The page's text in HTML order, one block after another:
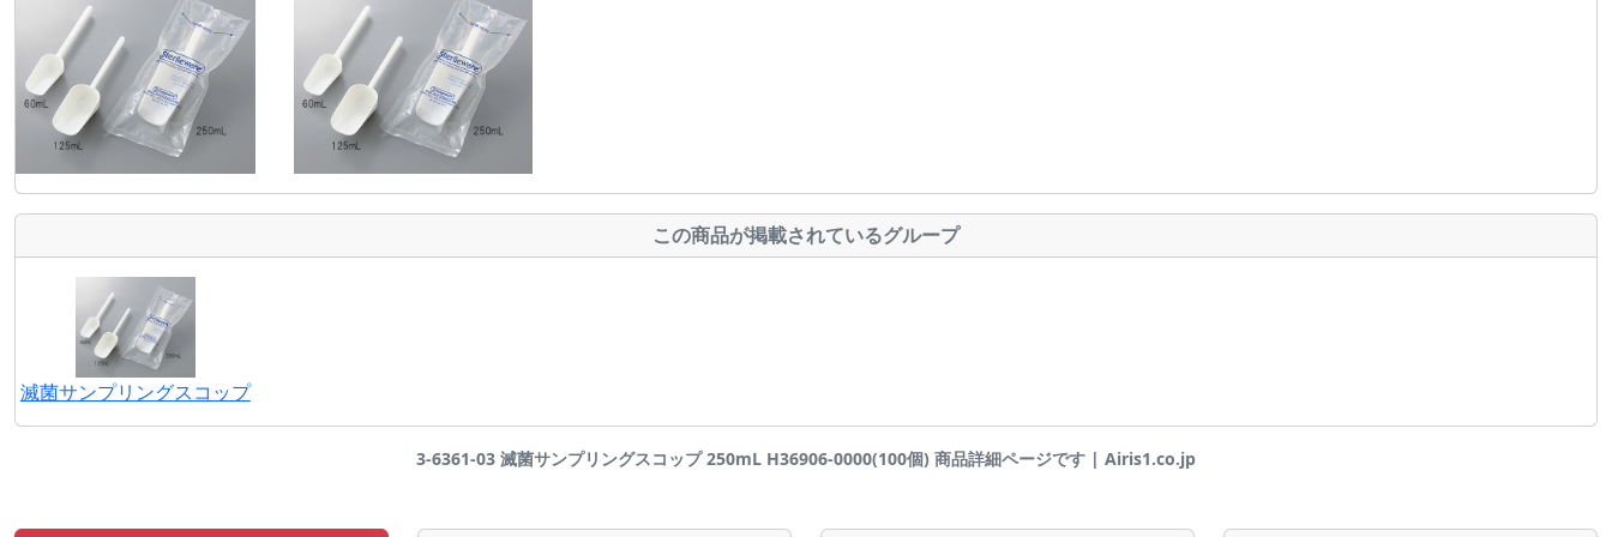
この商品が掲載されているグループ
滅菌サンプリングスコップ
3-6361-03 滅菌サンプリングスコップ 250mL H36906-0000(100個) 商品詳細ページです | Airis1.co.jp